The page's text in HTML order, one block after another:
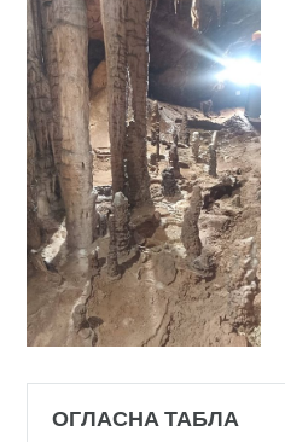
ОГЛАСНА ТАБЛА